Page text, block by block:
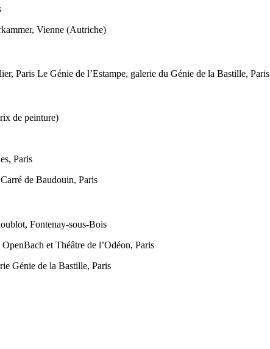
Vienne (Autriche)
Le Génie de l’Estampe, galerie du Génie de la Bastille, Paris
de peinture)
Paris
de Baudouin, Paris
Fontenay-sous-Bois
et Théâtre de l’Odéon, Paris
de la Bastille, Paris